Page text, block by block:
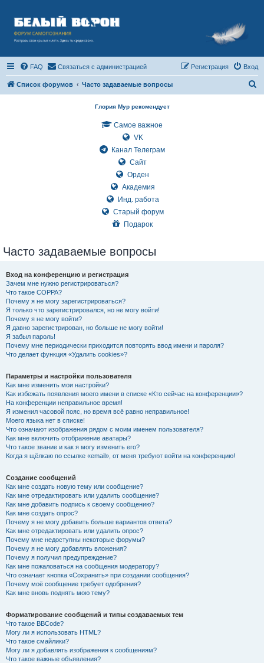
FAQ Связаться с администрацией Вход
Регистрация
Список форумов Часто задаваемые вопросы
Глория Мур рекомендует
Самое важное
VK
Канал Телеграм
Сайт
Орден
Академия
Инд. работа
Старый форум
Подарок
Часто задаваемые вопросы
Вход на конференцию и регистрация
Зачем мне нужно регистрироваться?
Что такое COPPA?
Почему я не могу зарегистрироваться?
Я только что зарегистрировался, но не могу войти!
Почему я не могу войти?
Я давно зарегистрирован, но больше не могу войти!
Я забыл пароль!
Почему мне периодически приходится повторять ввод имени и пароля?
Что делает функция «Удалить cookies»?
Параметры и настройки пользователя
Как мне изменить мои настройки?
Как избежать появления моего имени в списке «Кто сейчас на конференции»?
На конференции неправильное время!
Я изменил часовой пояс, но время всё равно неправильное!
Моего языка нет в списке!
Что означают изображения рядом с моим именем пользователя?
Как мне включить отображение аватары?
Что такое звание и как я могу изменить его?
Когда я щёлкаю по ссылке «email», от меня требуют войти на конференцию!
Создание сообщений
Как мне создать новую тему или сообщение?
Как мне отредактировать или удалить сообщение?
Как мне добавить подпись к своему сообщению?
Как мне создать опрос?
Почему я не могу добавить больше вариантов ответа?
Как мне отредактировать или удалить опрос?
Почему мне недоступны некоторые форумы?
Почему я не могу добавлять вложения?
Почему я получил предупреждение?
Как мне пожаловаться на сообщения модератору?
Что означает кнопка «Сохранить» при создании сообщения?
Почему моё сообщение требует одобрения?
Как мне вновь поднять мою тему?
Форматирование сообщений и типы создаваемых тем
Что такое BBCode?
Могу ли я использовать HTML?
Что такое смайлики?
Могу ли я добавлять изображения к сообщениям?
Что такое важные объявления?